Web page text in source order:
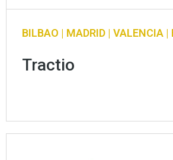
BILBAO | MADRID | VALENCIA |
Tractio